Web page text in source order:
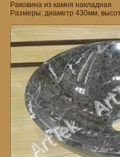
Раковина из камня накладная
Размеры: диаметр 430мм,